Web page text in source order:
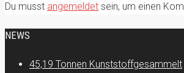
Du musst angemeldet sein, um einen
NEWS
45,19 Tonnen Kunststoffgesammelt